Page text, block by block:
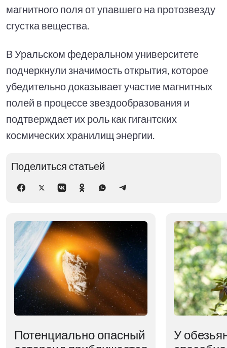
магнитного поля от упавшего на протозвезду
сгустка вещества.
В Уральском федеральном университете
подчеркнули значимость открытия, которое
убедительно доказывает участие магнитных
полей в процессе звездообразования и
подтверждает их роль как гигантских
космических хранилищ энергии.
Поделиться статьей
Потенциально опасный
У